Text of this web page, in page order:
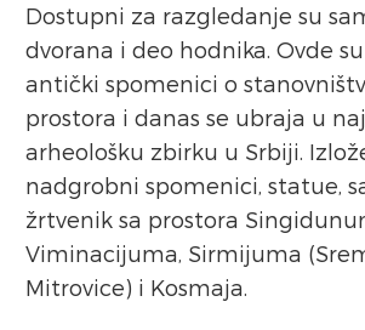
Dostupni za razgledanje su
dvorana i deo hodnika. Ovde
antički spomenici o
prostora i danas se ubraja u
arheološku zbirku u Srbiji.
nadgrobni spomenici, statue,
žrtvenik sa prostora
Viminacijuma, Sirmijuma
Mitrovice) i Kosmaja.